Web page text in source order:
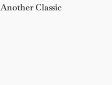
Another Classic